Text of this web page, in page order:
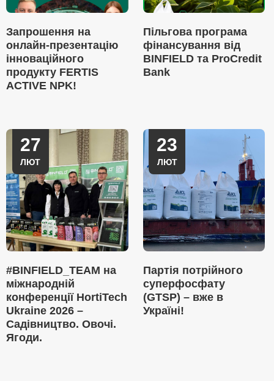
Запрошення на
онлайн-презентацію
інноваційного
продукту FERTIS
ACTIVE NPK!
Пільгова програма
фінансування від
BINFIELD та ProCredit
Bank
27
ЛЮТ
#BINFIELD_TEAM на
міжнародній
конференції HortiTech
Ukraine 2026 –
Садівництво. Овочі.
Ягоди.
23
ЛЮТ
Партія потрійного
суперфосфату
(GTSP) – вже в
Україні!